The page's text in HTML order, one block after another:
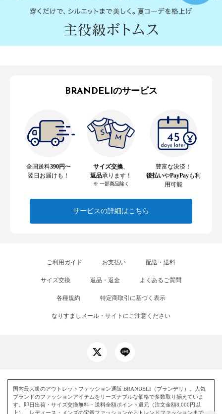
BRANDELIのサービス
全国送料390円〜
翌日お届けも！
サイズ交換
返品承ります！
※ 一部商品除く
豊富な決済！
後払いやPayPayも利
用可能
サービスの詳細はこちら
ご利用ガイド お支払い 配送・送料
サイズ交換 返品・返金 よくあるご質問
各種規約 特定商取引に基づく表示
なりすましメール・サイトにご注意ください
国内最大級のアウトレットファッション通販 BRANDELI（ブランデリ）。人気
ブランドのファッションアイテムをリーズナブルな価格で多数取り揃えていま
す。即日出荷・サイズ交換無料・送料全額ポイント還元（注文金額8,000円以
上）。レディース・メンズの定番ファッションからトレンドファッションまで、